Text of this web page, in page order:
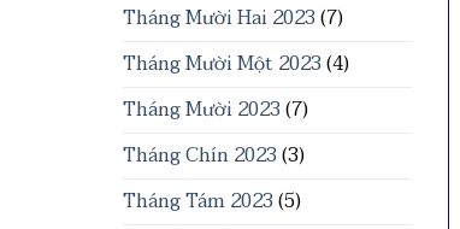
Tháng Mười Hai 2023(7)
Tháng Mười Một 2023(4)
Tháng Mười 2023(7)
Tháng Chín 2023(3)
Tháng Tám 2023(5)